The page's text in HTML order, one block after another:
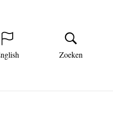
Zoeken